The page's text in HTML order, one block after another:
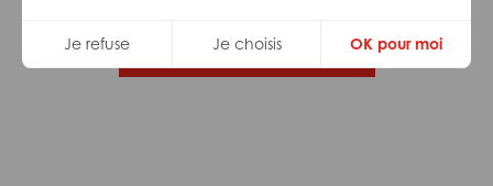
Je refuse Je choisis OK pour moi
Trouvez votre job Adéquat !